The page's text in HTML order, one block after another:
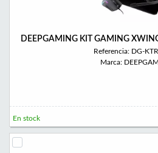
DEEPGAMING KIT GAMING
Referencia: DG-
Marca:
En stock